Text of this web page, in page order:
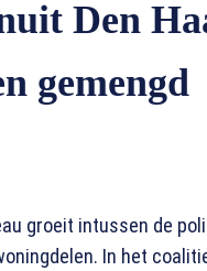
Den
gemengd
groeit intussen de
In het